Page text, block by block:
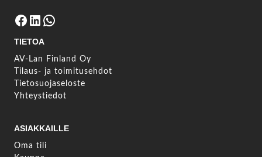
Facebook LinkedIn WhatsApp
TIETOA
AV-Lan Finland Oy
Tilaus- ja toimitusehdot
Tietosuojaseloste
Yhteystiedot
ASIAKKAILLE
Oma tili